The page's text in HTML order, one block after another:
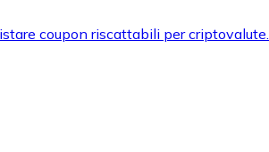
coupon riscattabili per criptovalute.